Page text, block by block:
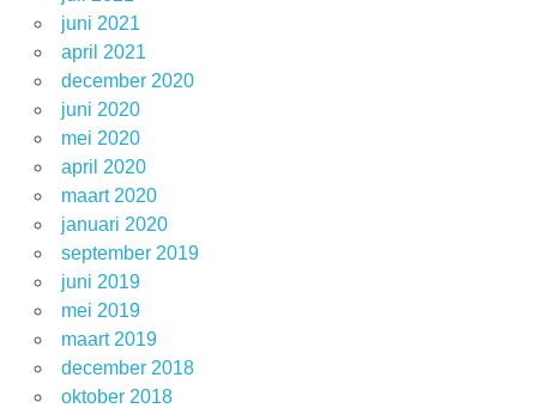
juni 2021
april 2021
december 2020
juni 2020
mei 2020
april 2020
maart 2020
januari 2020
september 2019
juni 2019
mei 2019
maart 2019
december 2018
oktober 2018